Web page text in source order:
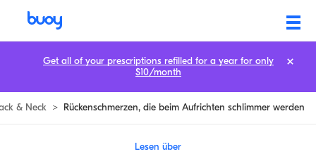
& Neck > Rückenschmerzen, die beim Aufrichten schlimmer werden
Lesen über
Get all of your prescriptions refilled for a year for only
$10/month